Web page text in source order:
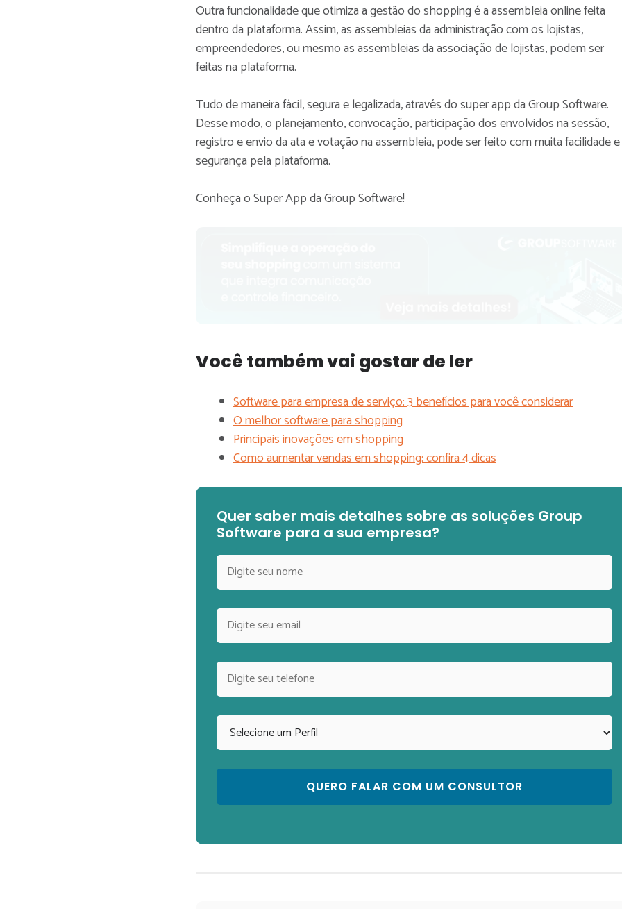
Outra funcionalidade que otimiza a gestão do shopping é a assembleia online feita
dentro da plataforma. Assim, as assembleias da administração com os lojistas,
empreendedores, ou mesmo as assembleias da associação de lojistas, podem ser
feitas na plataforma.
Tudo de maneira fácil, segura e legalizada, através do super app da Group Software.
Desse modo, o planejamento, convocação, participação dos envolvidos na sessão,
registro e envio da ata e votação na assembleia, pode ser feito com muita facilidade e
segurança pela plataforma.
Conheça o Super App da Group Software!
Você também vai gostar de ler
Software para empresa de serviço: 3 benefícios para você considerar
O melhor software para shopping
Principais inovações em shopping
Como aumentar vendas em shopping: confira 4 dicas
Quer saber mais detalhes sobre as soluções Group
Software para a sua empresa?